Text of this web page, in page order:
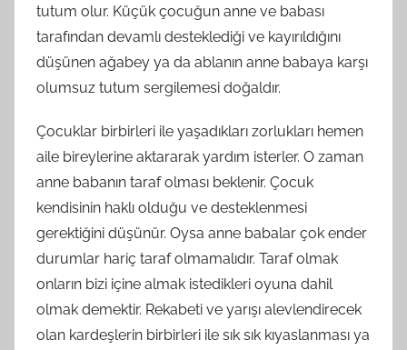
tutum olur. Küçük çocuğun anne ve babası
tarafından devamlı desteklediği ve kayırıldığını
düşünen ağabey ya da ablanın anne babaya karşı
olumsuz tutum sergilemesi doğaldır.
Çocuklar birbirleri ile yaşadıkları zorlukları hemen
aile bireylerine aktararak yardım isterler. O zaman
anne babanın taraf olması beklenir. Çocuk
kendisinin haklı olduğu ve desteklenmesi
gerektiğini düşünür. Oysa anne babalar çok ender
durumlar hariç taraf olmamalıdır. Taraf olmak
onların bizi içine almak istedikleri oyuna dahil
olmak demektir. Rekabeti ve yarışı alevlendirecek
olan kardeşlerin birbirleri ile sık sık kıyaslanması ya